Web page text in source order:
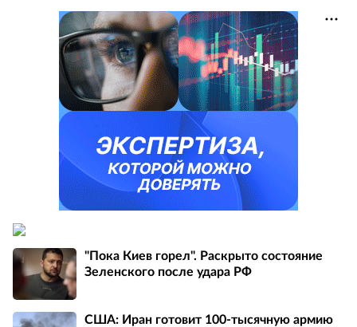
"Пока Киев горел". Раскрыто состояние
Зеленского после удара РФ
США: Иран готовит 100-тысячную армию